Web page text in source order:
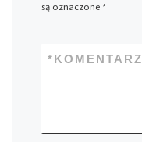
są oznaczone *
KOMENTARZ
*